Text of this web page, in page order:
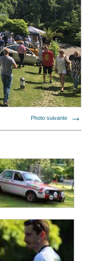
Photo suivante